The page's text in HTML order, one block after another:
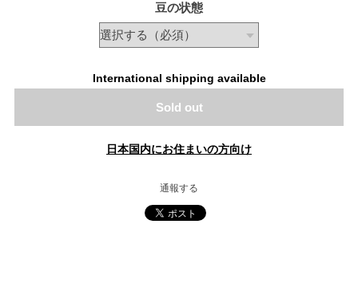
豆の状態
International shipping available
Sold out
日本国内にお住まいの方向け
通報する